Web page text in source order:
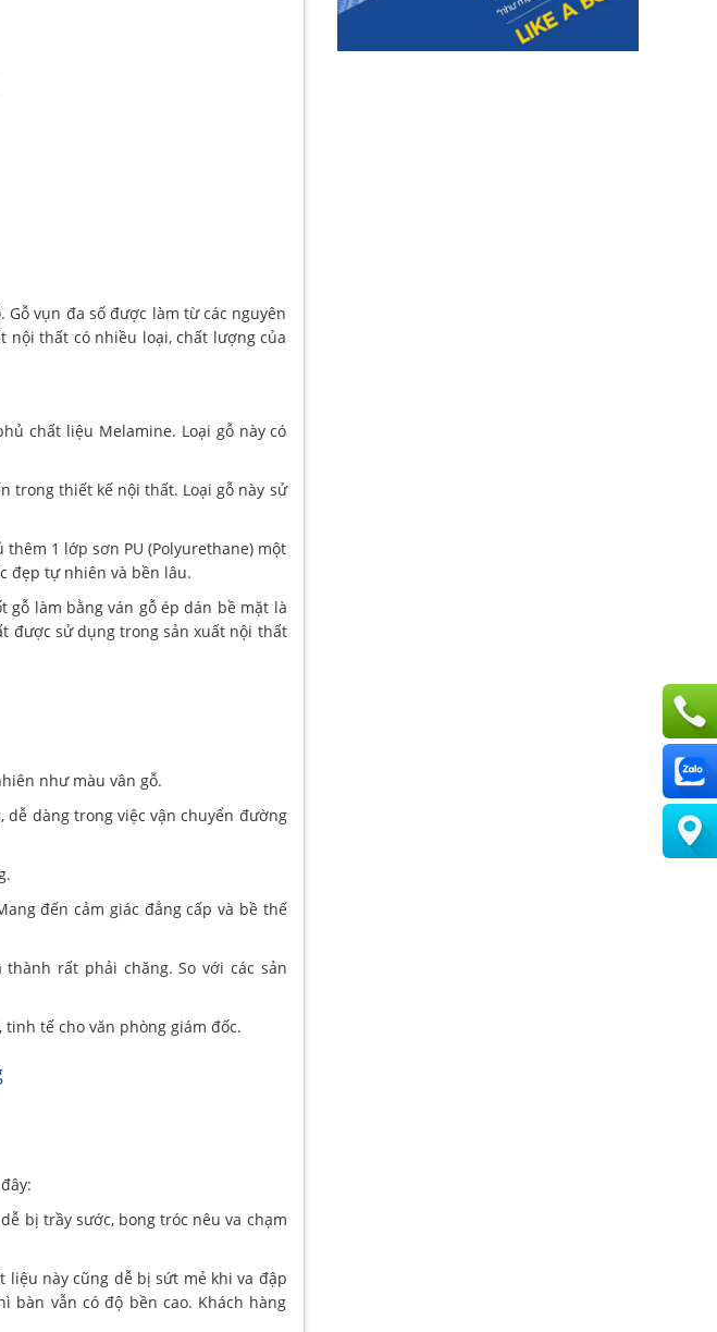
vụn đa số được làm từ các nguyên
nội thất có nhiều loại, chất lượng của
chất liệu Melamine. Loại gỗ này có
trong thiết kế nội thất. Loại gỗ này sử
1 lớp sơn PU (Polyurethane) một
đẹp tự nhiên và bền lâu.
gỗ làm bằng ván gỗ ép dán bề mặt là
được sử dụng trong sản xuất nội thất
như màu vân gỗ.
dễ dàng trong việc vận chuyển đường
đến cảm giác đẳng cấp và bề thế
rất phải chăng. So với các sản
tế cho văn phòng giám đốc.
bị trầy sước, bong tróc nêu va chạm
liệu này cũng dễ bị sứt mẻ khi va đập
bàn vẫn có độ bền cao. Khách hàng